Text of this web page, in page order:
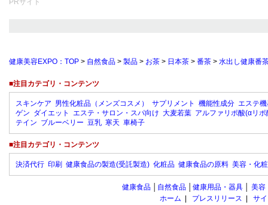
PRサイト
健康美容EXPO：TOP > 自然食品 > 製品 > お茶 > 日本茶 > 番茶 > 水出し健康番
■注目カテゴリ・コンテンツ
スキンケア 男性化粧品（メンズコスメ） サプリメント 機能性成分 エステ
ゲン ダイエット エステ・サロン・スパ向け 大麦若葉 アルファリポ酸(αリポ
テイン ブルーベリー 豆乳 寒天 車椅子
■注目カテゴリ・コンテンツ
決済代行 印刷 健康食品の製造(受託製造) 化粧品 健康食品の原料 美容・化
健康食品 自然食品 健康用品・器具 美容
ホーム
プレスリリース
サ